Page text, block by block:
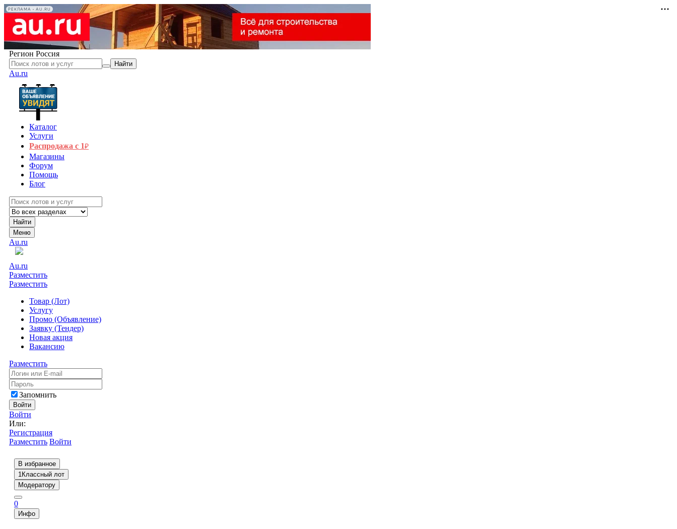
РЕКЛАМА • AU.RU
Регион Россия
Найти
Au.ru
Каталог
Услуги
Распродажа с 1₽
Магазины
Форум
Помощь
Блог
Найти
Меню
Au.ru
Au.ru
Разместить
Разместить
Товар (Лот)
Услугу
Промо (Объявление)
Заявку (Тендер)
Новая акция
Вакансию
Разместить
Запомнить
Войти
Войти
Или:
Регистрация
Разместить Войти
В избранное
1Классный лот
Модератору
0
Инфо